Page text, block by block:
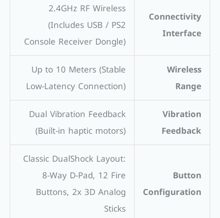
Connectivity
Interface
2.4GHz RF Wireless
(Includes USB / PS2
Console Receiver Dongle)
Wireless
Range
Up to 10 Meters (Stable
Low-Latency Connection)
Vibration
Feedback
Dual Vibration Feedback
(Built-in haptic motors)
Button
Configuration
Classic DualShock Layout:
8-Way D-Pad, 12 Fire
Buttons, 2x 3D Analog
Sticks